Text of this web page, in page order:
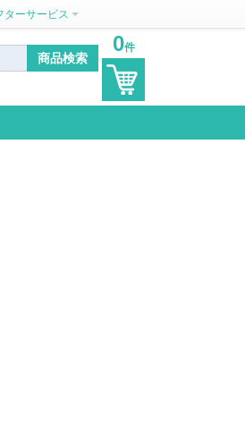
ターサービス
0件